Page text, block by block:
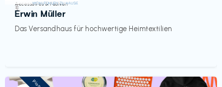
Accessoires & Fashion
Erwin Müller
Das Versandhaus für hochwertige Heimtextilien
€‎